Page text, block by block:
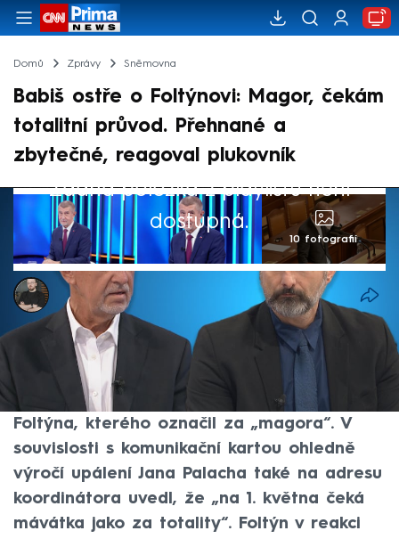
Domů Zprávy Sněmovna
Babiš ostře o Foltýnovi: Magor, čekám
totalitní průvod. Přehnané a
zbytečné, reagoval plukovník
Žádná položka z playlistu není
dostupná.
10 fotografií
Marek Pausz
21. led 2025, 18:31
Šéf ANO Andrej Babiš se v Poslanecké
sněmovně pustil do koordinátora
strategické komunikace státu Otakara
Foltýna, kterého označil za „magora“. V
souvislosti s komunikační kartou ohledně
výročí upálení Jana Palacha také na adresu
koordinátora uvedl, že „na 1. května čeká
mávátka jako za totality“. Foltýn v reakci